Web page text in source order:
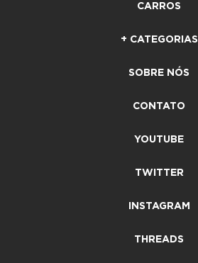
CARROS
+ CATEGORIAS
SOBRE NÓS
CONTATO
YOUTUBE
TWITTER
INSTAGRAM
THREADS